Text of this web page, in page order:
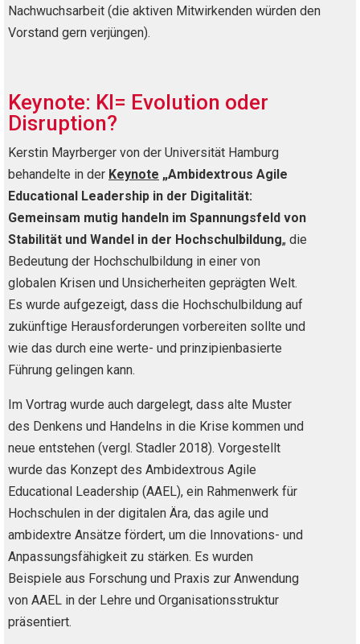
Nachwuchsarbeit (die aktiven Mitwirkenden würden den
Vorstand gern verjüngen).
Keynote: KI= Evolution oder
Disruption?
Kerstin Mayrberger von der Universität Hamburg
behandelte in der Keynote „Ambidextrous Agile
Educational Leadership in der Digitalität:
Gemeinsam mutig handeln im Spannungsfeld von
Stabilität und Wandel in der Hochschulbildung„ die
Bedeutung der Hochschulbildung in einer von
globalen Krisen und Unsicherheiten geprägten Welt.
Es wurde aufgezeigt, dass die Hochschulbildung auf
zukünftige Herausforderungen vorbereiten sollte und
wie das durch eine werte- und prinzipienbasierte
Führung gelingen kann.
Im Vortrag wurde auch dargelegt, dass alte Muster
des Denkens und Handelns in die Krise kommen und
neue entstehen (vergl. Stadler 2018). Vorgestellt
wurde das Konzept des Ambidextrous Agile
Educational Leadership (AAEL), ein Rahmenwerk für
Hochschulen in der digitalen Ära, das agile und
ambidextre Ansätze fördert, um die Innovations- und
Anpassungsfähigkeit zu stärken. Es wurden
Beispiele aus Forschung und Praxis zur Anwendung
von AAEL in der Lehre und Organisationsstruktur
präsentiert.